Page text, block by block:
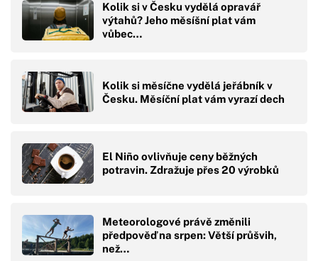
Kolik si v Česku vydělá opravář
výtahů? Jeho měsíšní plat vám
vůbec…
Kolik si měsíčne vydělá jeřábník v
Česku. Měsíční plat vám vyrazí dech
El Niño ovlivňuje ceny běžných
potravin. Zdražuje přes 20 výrobků
Meteorologové právě změnili
předpověď na srpen: Větší průšvih,
než…